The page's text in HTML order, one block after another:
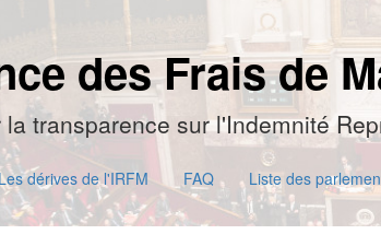
des Frais de
transparence sur l'Indemnité
Les dérives de l'IRFM FAQ Liste des